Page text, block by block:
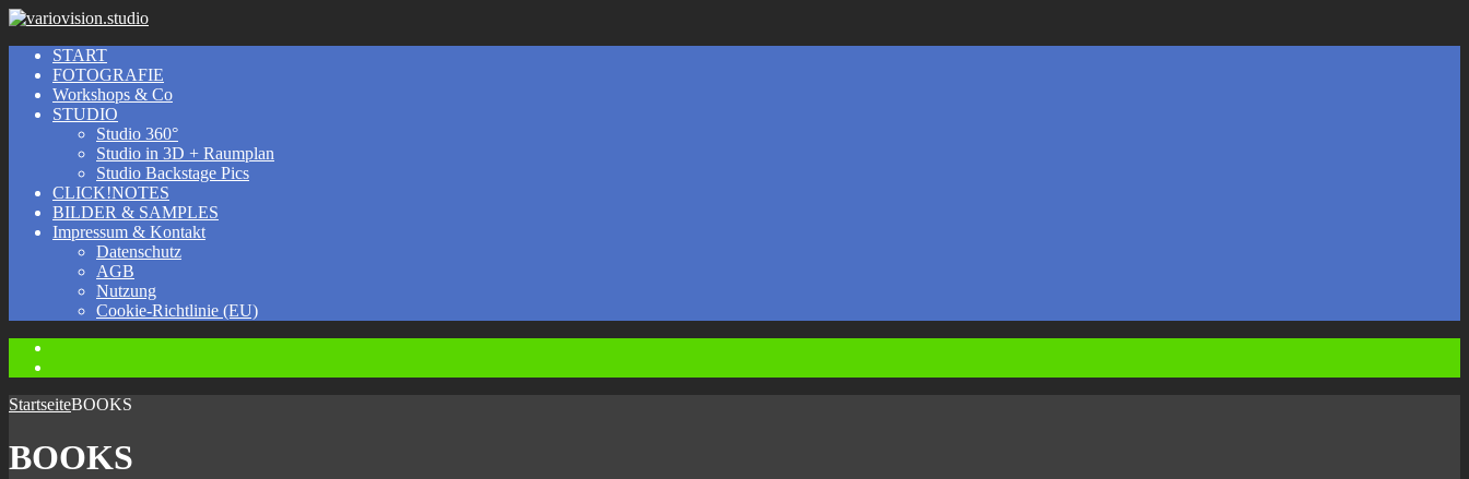
START
FOTOGRAFIE
Workshops & Co
STUDIO
Studio 360°
Studio in 3D + Raumplan
Studio Backstage Pics
CLICK!NOTES
BILDER & SAMPLES
Impressum & Kontakt
Datenschutz
AGB
Nutzung
Cookie-Richtlinie (EU)
StartseiteBOOKS
BOOKS